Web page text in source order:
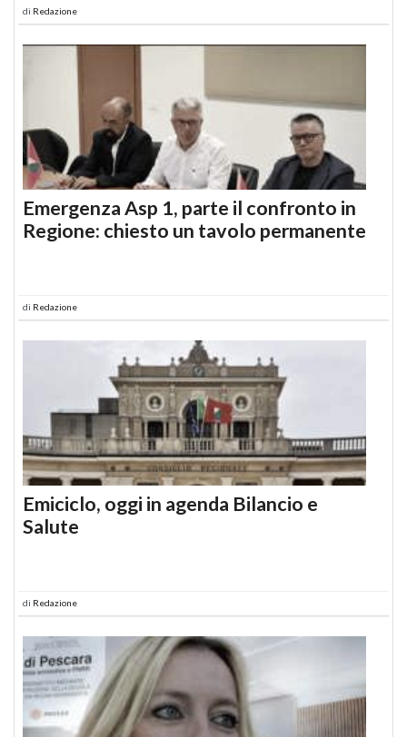
di Redazione
Emergenza Asp 1, parte il confronto in
Regione: chiesto un tavolo permanente
di Redazione
Emiciclo, oggi in agenda Bilancio e
Salute
di Redazione